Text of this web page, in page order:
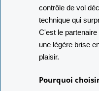
contrôle de vol
technique qui
C'est le
une légère brise
plaisir.
Pourquoi choisir